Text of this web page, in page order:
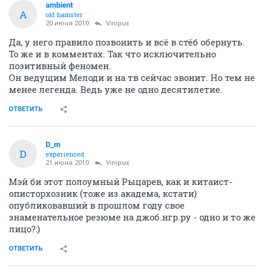
A
ambient
old hamster
20 июня 2010 Vinipux
Да, у него правило позвонить и всё в стёб обернуть.
То же и в комментах. Так что исключительно
позитивный феномен.
Он ведущим Мелоди и на тв сейчас звонит. Но тем не
менее легенда. Ведь уже не одно десятилетие.
ОТВЕТИТЬ
D
D_m
experienced
21 июня 2010 Vinipux
Мэй би этот полоумный Рыцарев, как и китаист-
описторхозник (тоже из академа, кстати)
опубликовавший в прошлом году свое
знаменательное резюме на джоб.нгр.ру - одно и то же
лицо?:)
ОТВЕТИТЬ